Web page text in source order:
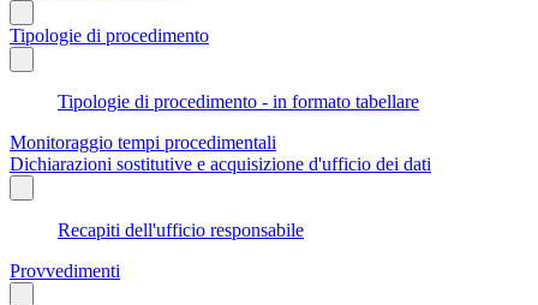
Tipologie di procedimento
Tipologie di procedimento - in formato tabellare
Monitoraggio tempi procedimentali
Dichiarazioni sostitutive e acquisizione d'ufficio dei dati
Recapiti dell'ufficio responsabile
Provvedimenti